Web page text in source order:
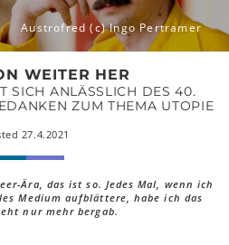
Austrofred (c) Ingo Pertramer
WEITER HER
SICH ANLÄSSLICH DES 40.
ZUM THEMA UTOPIE
27.4.2021
Ära, das ist so. Jedes Mal, wenn ich
Medium aufblättere, habe ich das
nur mehr bergab.